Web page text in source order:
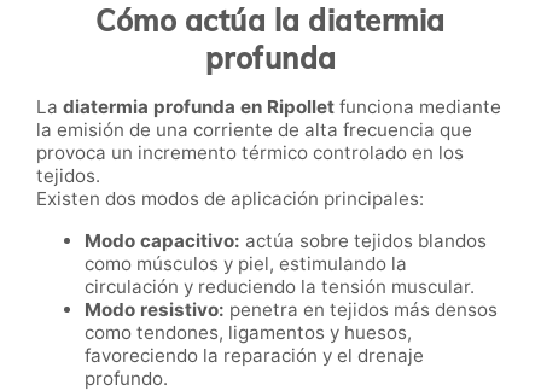
Cómo actúa la diatermia
profunda
La diatermia profunda en Ripollet funciona mediante
la emisión de una corriente de alta frecuencia que
provoca un incremento térmico controlado en los
tejidos.
Existen dos modos de aplicación principales:
Modo capacitivo: actúa sobre tejidos blandos
como músculos y piel, estimulando la
circulación y reduciendo la tensión muscular.
Modo resistivo: penetra en tejidos más densos
como tendones, ligamentos y huesos,
favoreciendo la reparación y el drenaje
profundo.